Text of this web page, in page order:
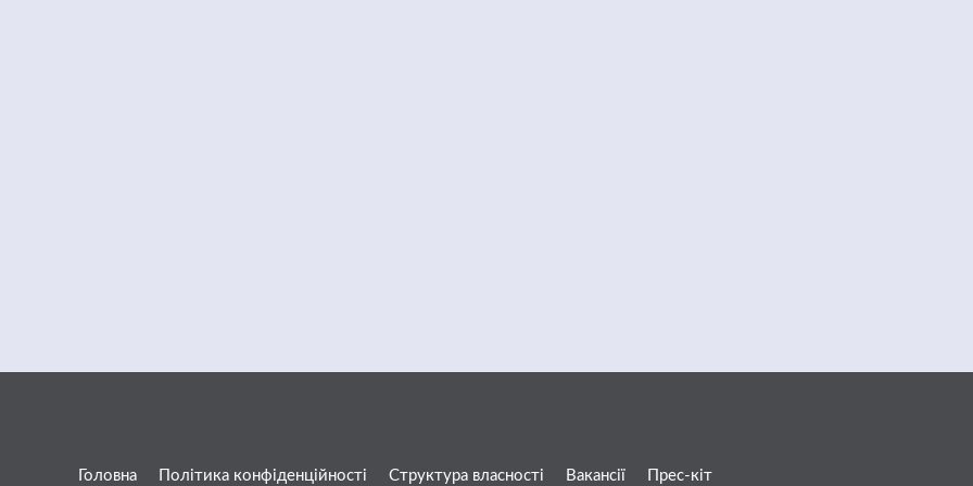
Головна Політика конфіденційності Структура власності Вакансії Прес-кіт